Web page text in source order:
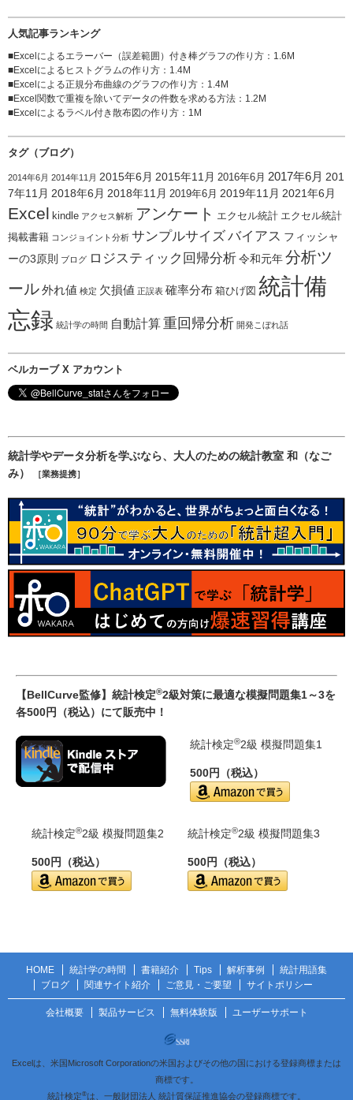
人気記事ランキング
■Excelによるエラーバー（誤差範囲）付き棒グラフの作り方 ：1.6M
■Excelによるヒストグラムの作り方 ：1.4M
■Excelによる正規分布曲線のグラフの作り方 ：1.4M
■Excel関数で重複を除いてデータの件数を求める方法 ：1.2M
■Excelによるラベル付き散布図の作り方 ：1M
タグ（ブログ）
2014年6月 2014年11月 2015年6月 2015年11月 2016年6月 2017年6月 201
7年11月 2018年6月 2018年11月 2019年6月 2019年11月 2021年6月
Excel kindle アクセス解析 アンケート エクセル統計 エクセル統計
掲載書籍 コンジョイント分析 サンプルサイズ バイアス フィッシャ
ーの3原則 ブログ ロジスティック回帰分析令和元年分析ツ
ール外れ値 検定 欠損値 正誤表 確率分布 箱ひげ図 統計備
忘録 統計学の時間 自動計算重回帰分析 開発こぼれ話
ベルカーブ X アカウント
統計学やデータ分析を学ぶなら、大人のための統計教室 和（なご
み）
［業務提携］
【BellCurve監修】統計検定®2級対策に最適な模擬問題集1～3を
各500円（税込）にて販売中！
統計検定®2級 模擬問題集1
500円（税込）
統計検定®2級 模擬問題集2
500円（税込）
統計検定®2級 模擬問題集3
500円（税込）
HOME 統計学の時間 書籍紹介 Tips 解析事例
統計用語集
ブログ
関連サイト紹介 ご意見・ご要望 サイトポリシー
会社概要 製品サービス 無料体験版 ユーザーサポート
Excelは、米国Microsoft Corporationの米国およびその他の国における登録商標または
商標です。
統計検定®は、一般財団法人 統計質保証推進協会の登録商標です。